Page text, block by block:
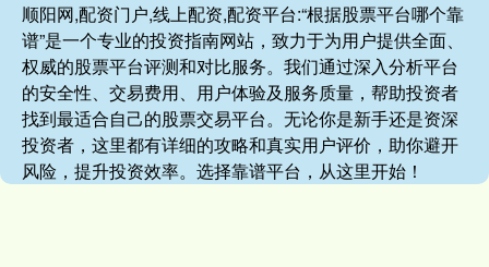
顺阳网,配资门户,线上配资,配资平台:“根据股票平台哪个靠
谱”是一个专业的投资指南网站，致力于为用户提供全面、
权威的股票平台评测和对比服务。我们通过深入分析平台
的安全性、交易费用、用户体验及服务质量，帮助投资者
找到最适合自己的股票交易平台。无论你是新手还是资深
投资者，这里都有详细的攻略和真实用户评价，助你避开
风险，提升投资效率。选择靠谱平台，从这里开始！